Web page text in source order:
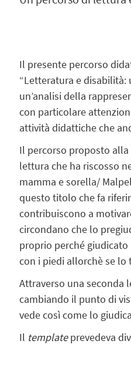
Il presente percorso
“Letteratura e
un’analisi della
con particolare
attività didattiche che
Il percorso proposto
lettura che ha riscosso
mamma e sorella/
questo titolo che fa
contribuiscono a
circondano che lo
proprio perché
con i piedi allorchè se lo
Attraverso una seconda
cambiando il punto di
vede così come lo
Il templateprevedeva